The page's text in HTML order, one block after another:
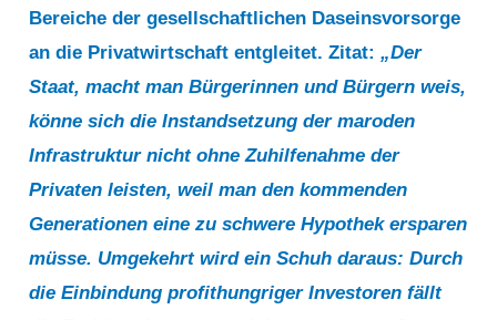
Bereiche der gesellschaftlichen Daseinsvorsorge
an die Privatwirtschaft entgleitet. Zitat:„Der
Staat, macht man Bürgerinnen und Bürgern weis,
könne sich die Instandsetzung der maroden
Infrastruktur nicht ohne Zuhilfenahme der
Privaten leisten, weil man den kommenden
Generationen eine zu schwere Hypothek ersparen
müsse. Umgekehrt wird ein Schuh daraus: Durch
die Einbindung profithungriger Investoren fällt